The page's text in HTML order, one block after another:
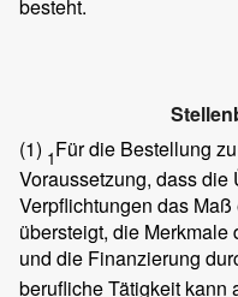
besteht.
(1) 1Für die Bestellung
Voraussetzung, dass die
Verpflichtungen das
übersteigt, die Merkmale
und die Finanzierung
berufliche Tätigkeit kann